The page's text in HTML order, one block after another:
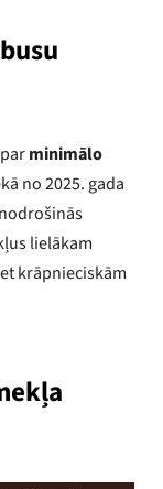
minimālo
no 2025. gada
lielākam
krāpnieciskām